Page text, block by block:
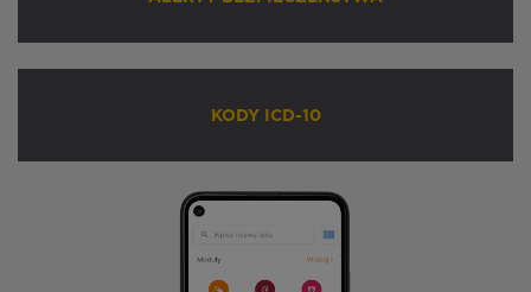
KODY ICD-10